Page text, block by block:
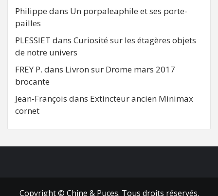
Philippe dans Un porpaleaphile et ses porte-
pailles
PLESSIET dans Curiosité sur les étagères objets
de notre univers
FREY P. dans Livron sur Drome mars 2017
brocante
Jean-François dans Extincteur ancien Minimax
cornet
Copyright © Chine & Puces. Tous droits réservés.